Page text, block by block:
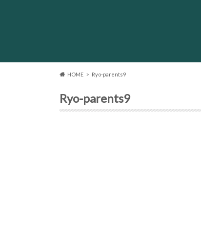
HOME Ryo-parents9
Ryo-parents9